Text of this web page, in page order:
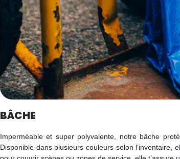
BÂCHE
Imperméable et super polyvalente, notre bâche
Disponible dans plusieurs couleurs selon